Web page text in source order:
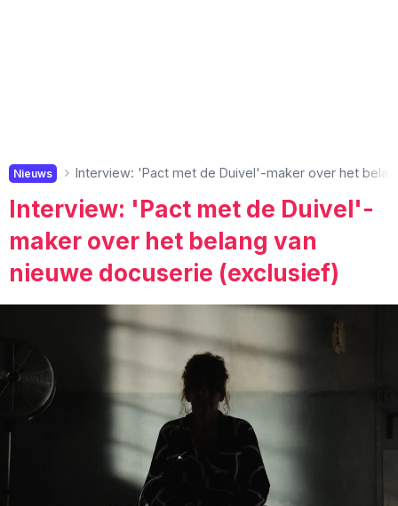
Nieuws Interview: 'Pact met de Duivel'-maker over het
Interview: 'Pact met de Duivel'-
maker over het belang van
nieuwe docuserie (exclusief)